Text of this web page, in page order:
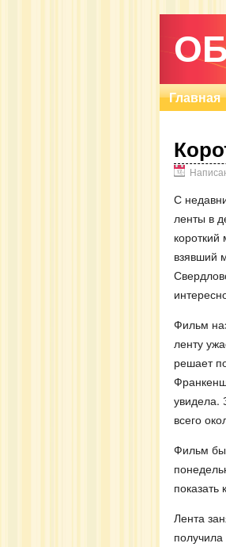
Главная
С
ленты в
взявший
Фильм
ленту
решает
увидела.
всего
Фильм
показать
Лента